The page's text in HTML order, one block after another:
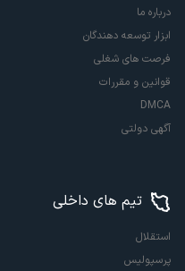
درباره ما
ابزار توسعه دهندگان
فرصت های شغلی
قوانین و مقررات
DMCA
آگهی دولتی
تیم های داخلی
استقلال
پرسپولیس